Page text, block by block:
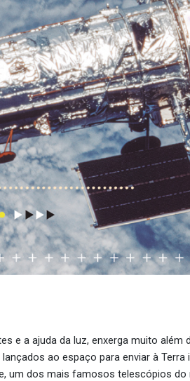
e a ajuda da luz, enxerga muito
ao espaço para enviar à
um dos mais famosos telescópios